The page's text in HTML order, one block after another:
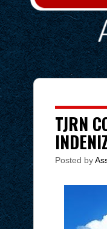
TJRN
Posted by